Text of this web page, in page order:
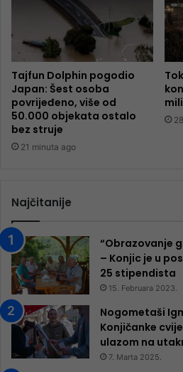
Tajfun Dolphin pogodio
Japan: Šest osoba
povrijeđeno, više od
50.000 objekata ostalo
bez struje
21 minuta ago
Najčitanije
“Obrazovanje
– Konjic je u
25 ​​stipendista
15. Februara 2023.
Nogometaši
Konjičanke
ulazom na
7. Marta 2025.